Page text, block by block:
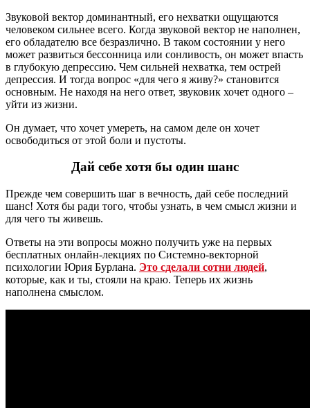
Звуковой вектор доминантный, его нехватки ощущаются
человеком сильнее всего. Когда звуковой вектор не наполнен,
его обладателю все безразлично. В таком состоянии у него
может развиться бессонница или сонливость, он может впасть
в глубокую депрессию. Чем сильней нехватка, тем острей
депрессия. И тогда вопрос «для чего я живу?» становится
основным. Не находя на него ответ, звуковик хочет одного –
уйти из жизни.
Он думает, что хочет умереть, на самом деле он хочет
освободиться от этой боли и пустоты.
Дай себе хотя бы один шанс
Прежде чем совершить шаг в вечность, дай себе последний
шанс! Хотя бы ради того, чтобы узнать, в чем смысл жизни и
для чего ты живешь.
Ответы на эти вопросы можно получить уже на первых
бесплатных онлайн-лекциях по Системно-векторной
психологии Юрия Бурлана. Это сделали сотни людей,
которые, как и ты, стояли на краю. Теперь их жизнь
наполнена смыслом.